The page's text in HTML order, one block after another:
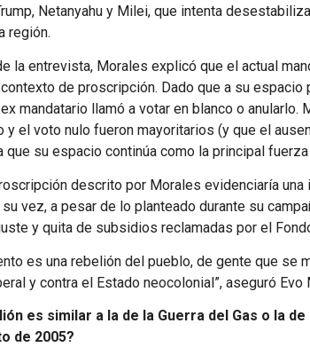
Netanyahu y Milei, que intenta
región.
la entrevista, Morales explicó que el actual
de proscripción. Dado que a su espacio
mandatario llamó a votar en blanco o anularlo.
y el voto nulo fueron mayoritarios (y que el
que su espacio continúa como la principal
descrito por Morales evidenciaría
vez, a pesar de lo planteado durante su
y quita de subsidios reclamadas por el
es una rebelión del pueblo, de gente que se
y contra el Estado neocolonial”, aseguró Evo
es similar a la de la Guerra del Gas o la de
de 2005?